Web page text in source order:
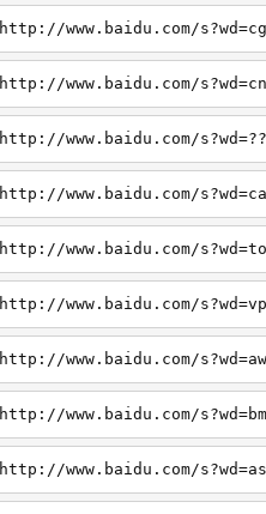
http://www.baidu.com/
http://www.baidu.com/
http://www.baidu.com/
http://www.baidu.com/
http://www.baidu.com/
http://www.baidu.com/
http://www.baidu.com/
http://www.baidu.com/
http://www.baidu.com/